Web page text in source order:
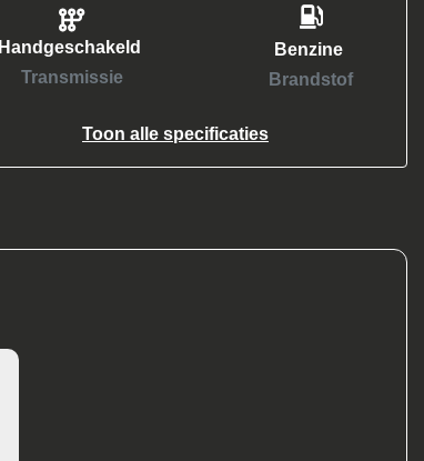
Handgeschakeld
Transmissie
Benzine
Brandstof
Toon alle specificaties